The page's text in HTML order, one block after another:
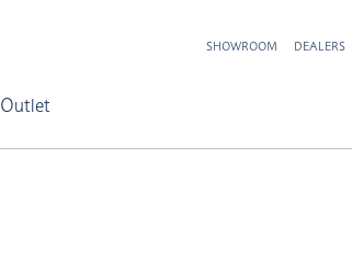
Outlet
SHOWROOM DEALERS